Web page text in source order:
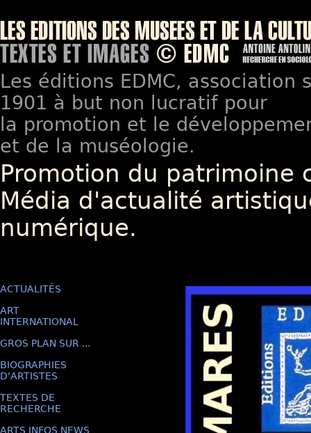
Les éditions EDMC, association
1901 à but non lucratif pour
la promotion et le
et de la muséologie.
Promotion du patrimoine
Média d'actualité
numérique.
ACTUALITÉS
ART
INTERNATIONAL
GROS PLAN SUR ...
BIOGRAPHIES
D'ARTISTES
TEXTES DE
RECHERCHE
ARTS INFOS NEWS